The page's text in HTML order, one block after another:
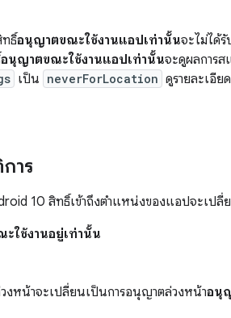
ทธิ์อนุญาตขณะใช้งานแอปเท่านั้นจะไม่ได้
อนุญาตขณะใช้งานแอปเท่านั้นจะดูผลการส
เป็น neverForLocation ดูรายละเอีย
าร
10 สิทธิ์เข้าถึงตำแหน่งของแอปจะเปลี่
ใช้งานอยู่เท่านั้น
งหน้าจะเปลี่ยนเป็นการอนุญาตล่วงหน้าอนุ